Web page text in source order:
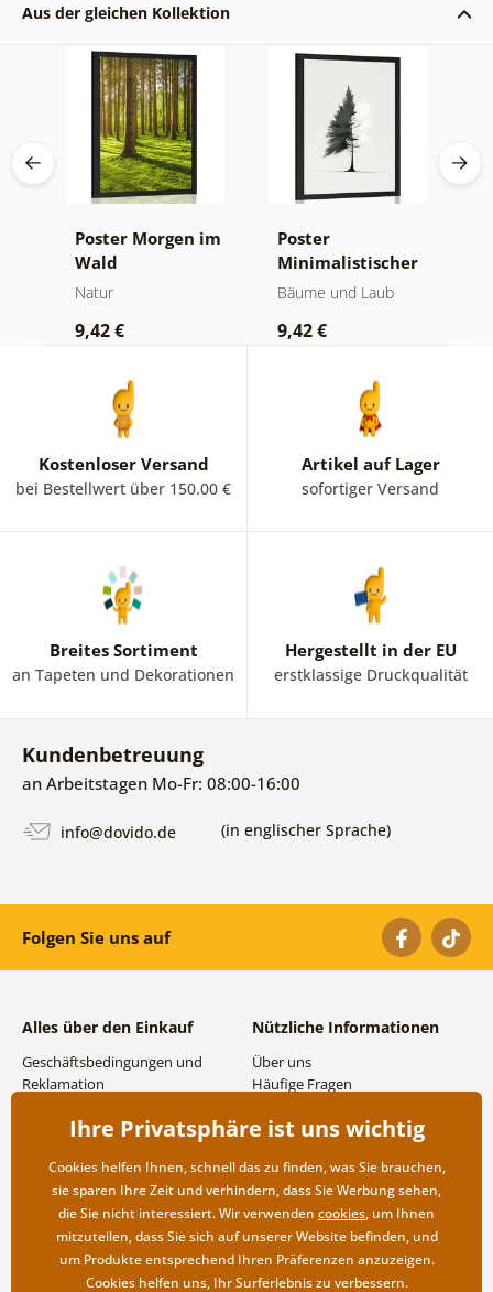
Aus der gleichen Kollektion
Poster Morgen im
Wald
Natur
9,42 €
Poster
Minimalistischer
Nadelbaum
Bäume und Laub
9,42 €
Kostenloser Versand
bei Bestellwert über 150.00 €
Artikel auf Lager
sofortiger Versand
Breites Sortiment
an Tapeten und Dekorationen
Hergestellt in der EU
erstklassige Druckqualität
Kundenbetreuung
an Arbeitstagen Mo-Fr: 08:00-16:00
info@dovido.de (in englischer Sprache)
Folgen Sie uns auf
Alles über den Einkauf
Geschäftsbedingungen und
Reklamation
Versand- und
Rücksendung der Ware
Nützliche Informationen
Über uns
Häufige Fragen
Großhandel und
Ihre Privatsphäre ist uns wichtig
Cookies helfen Ihnen, schnell das zu finden, was Sie brauchen,
sie sparen Ihre Zeit und verhindern, dass Sie Werbung sehen,
die Sie nicht interessiert. Wir verwenden cookies, um Ihnen
mitzuteilen, dass Sie sich auf unserer Website befinden, und
um Produkte entsprechend Ihren Präferenzen anzuzeigen.
Cookies helfen uns, Ihr Surferlebnis zu verbessern.